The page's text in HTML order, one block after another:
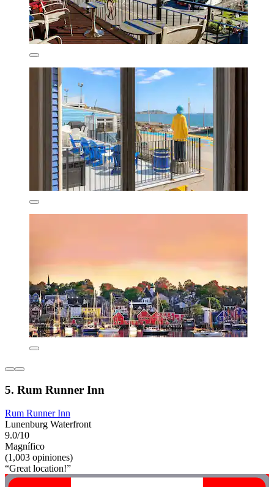
5. Rum Runner Inn
Rum Runner Inn
Lunenburg Waterfront
9.0/10
Magnífico
(1,003 opiniones)
“Great location!”